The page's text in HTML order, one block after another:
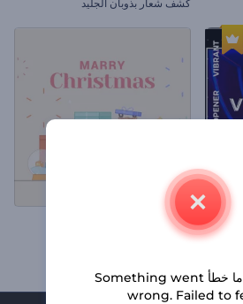
كشف شعار بذوبان الجليد
بطاقات معايدة هدايا عيد الميلاد
يوجد شيء ما خطأ Something went
wrong. Failed to